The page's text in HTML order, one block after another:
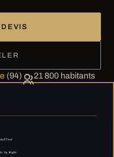
(94) 21 800 habitants